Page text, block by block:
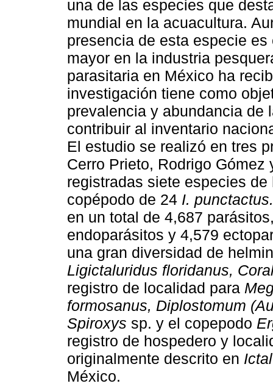
una de las especies que
mundial en la acuacultura.
presencia de esta especie es
mayor en la industria
parasitaria en México ha
investigación tiene como
prevalencia y abundancia de
contribuir al inventario
El estudio se realizó en tres
Cerro Prieto, Rodrigo
registradas siete especies
copépodo de 24 I. punctactus.
en un total de 4,687
endoparásitos y 4,579
una gran diversidad de
Ligictaluridus floridanus,
registro de localidad para
formosanus, Diplostomum
Spiroxys sp. y el copepodo
registro de hospedero y
originalmente descrito en
México.